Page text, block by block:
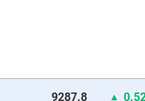
9287.8